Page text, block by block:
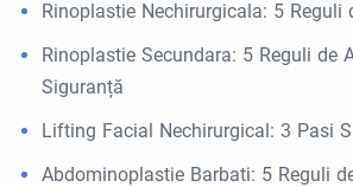
Rinoplastie Nechirurgicala: 5 Reguli
Rinoplastie Secundara: 5 Reguli de
Siguranță
Lifting Facial Nechirurgical: 3 Pasi
Abdominoplastie Barbati: 5 Reguli